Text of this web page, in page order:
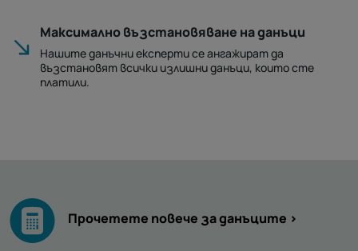
Максимално възстановяване на данъци
Нашите данъчни експерти се ангажират да
възстановят всички излишни данъци, които сте
платили.
Прочетете повече за данъците >